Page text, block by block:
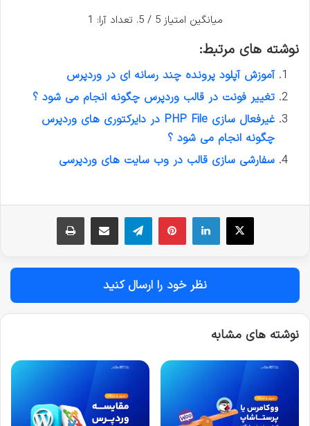
میانگین امتیاز5 / 5. تعداد آرا: 1
نوشته های مرتبط:
آموزش آپلود پرونده چند رسانه ای در وردپرس
تغییر فونت در قالب وردپرس چگونه انجام می شود ؟
غیرفعال سازی PHP File در دایرکتوری های وردپرس
چگونه انجام می شود ؟
سفارشی سازی قالب در وب سایت های وردپرسی
نظر خود را ارسال کنید
نوشته های مشابه